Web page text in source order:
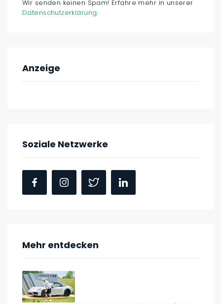
Wir senden keinen Spam! Erfahre mehr in unserer
Datenschutzerklärung.
Anzeige
Soziale Netzwerke
Mehr entdecken